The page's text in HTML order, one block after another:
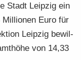
Stadt Leip­zig ein
Euro für
Leip­zig be­wil­
von 14,33